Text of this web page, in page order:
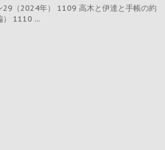
29（2024年） 1109 高木と伊達と手帳の約
） 1110 ...